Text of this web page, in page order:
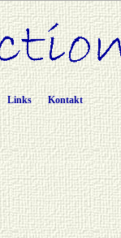
Links Kontakt